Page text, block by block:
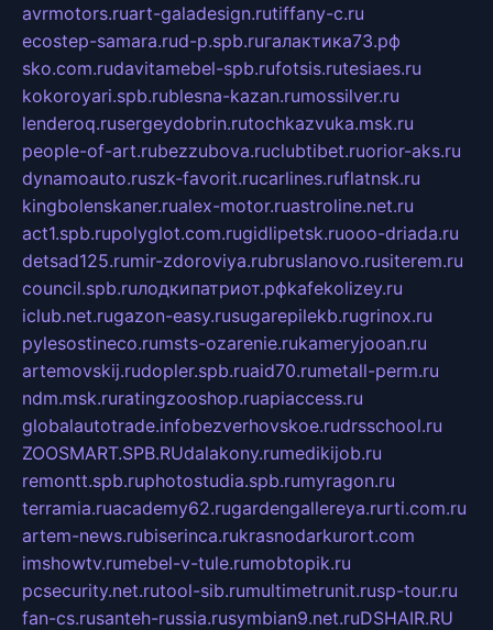
avrmotors.ruart-galadesign.rutiffany-c.ru
ecostep-samara.rud-p.spb.ruгалактика73.рф
sko.com.rudavitamebel-spb.rufotsis.rutesiaes.ru
kokoroyari.spb.rublesna-kazan.rumossilver.ru
lenderoq.rusergeydobrin.rutochkazvuka.msk.ru
people-of-art.rubezzubova.ruclubtibet.ruorior-aks.ru
dynamoauto.ruszk-favorit.rucarlines.ruflatnsk.ru
kingbolenskaner.rualex-motor.ruastroline.net.ru
act1.spb.rupolyglot.com.rugidlipetsk.ruooo-driada.ru
detsad125.rumir-zdoroviya.rubruslanovo.rusiterem.ru
council.spb.ruлодкипатриот.рфkafekolizey.ru
iclub.net.rugazon-easy.rusugarepilekb.rugrinox.ru
pylesostineco.rumsts-ozarenie.rukameryjooan.ru
artemovskij.rudopler.spb.ruaid70.rumetall-perm.ru
ndm.msk.ruratingzooshop.ruapiaccess.ru
globalautotrade.infobezverhovskoe.rudrsschool.ru
ZOOSMART.SPB.RUdalakony.rumedikijob.ru
remontt.spb.ruphotostudia.spb.rumyragon.ru
terramia.ruacademy62.rugardengallereya.rurti.com.ru
artem-news.rubiserinca.rukrasnodarkurort.com
imshowtv.rumebel-v-tule.rumobtopik.ru
pcsecurity.net.rutool-sib.rumultimetrunit.rusp-tour.ru
fan-cs.rusanteh-russia.rusymbian9.net.ruDSHAIR.RU